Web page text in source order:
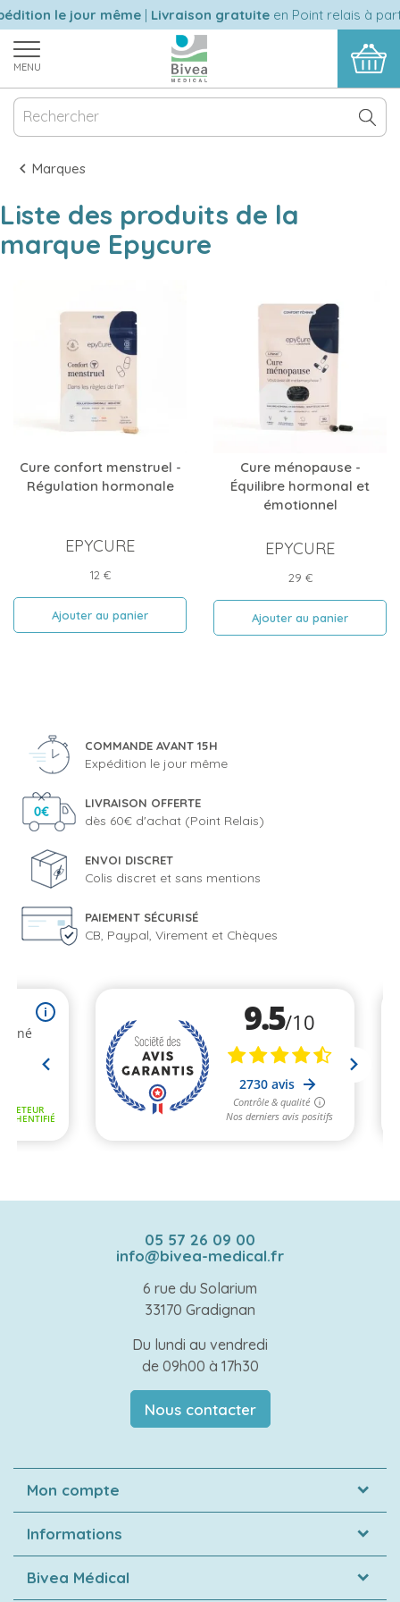
le jour même| Livraison gratuiteen Point relais à
MENU
Marques
Liste des produits de la
marque Epycure
Cure confort menstruel -
Régulation hormonale
EPYCURE
Prix
12 €
Ajouter au panier
Cure ménopause -
Équilibre hormonal et
émotionnel
EPYCURE
Prix
29 €
Ajouter au panier
COMMANDE AVANT 15H
Expédition le jour même
LIVRAISON OFFERTE
dès 60€ d'achat (Point Relais)
ENVOI DISCRET
Colis discret et sans mentions
PAIEMENT SÉCURISÉ
CB, Paypal, Virement et Chèques
05 57 26 09 00
info@bivea-medical.fr
6 rue du Solarium
33170 Gradignan
Du lundi au vendredi
de 09h00 à 17h30
Nous contacter
Mon compte
Informations
Bivea Médical